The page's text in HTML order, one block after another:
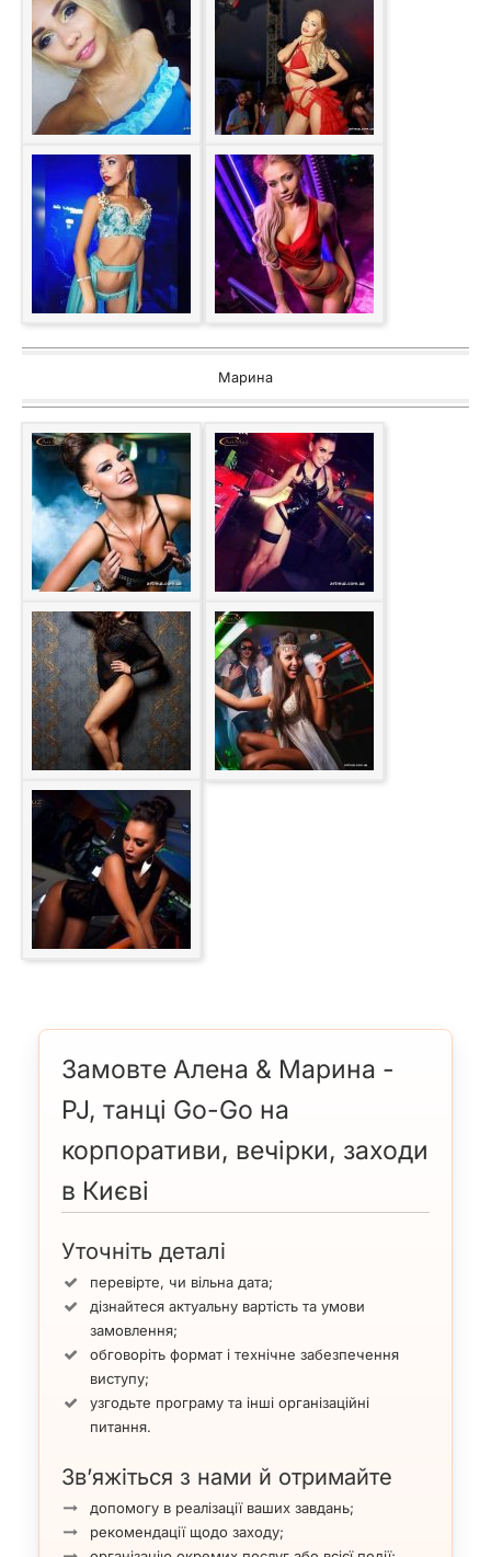
Марина
Замовте Алена & Марина -
PJ, танці Go-Go на
корпоративи, вечірки, заходи
в Києві
Уточніть деталі
перевірте, чи вільна дата;
дізнайтеся актуальну вартість та умови
замовлення;
обговоріть формат і технічне забезпечення
виступу;
узгодьте програму та інші організаційні
питання.
Зв’яжіться з нами й отримайте
допомогу в реалізації ваших завдань;
рекомендації щодо заходу;